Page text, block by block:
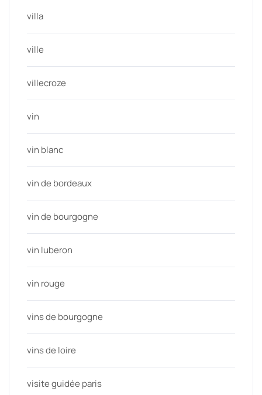
villa
ville
villecroze
vin
vin blanc
vin de bordeaux
vin de bourgogne
vin luberon
vin rouge
vins de bourgogne
vins de loire
visite guidée paris